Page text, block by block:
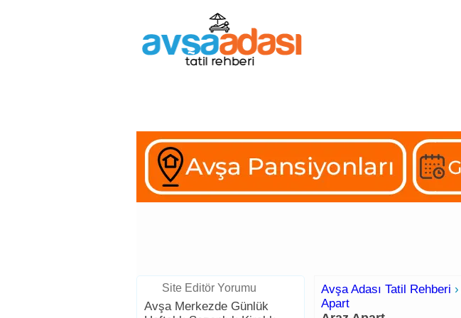
Gezi Rehberi
Avşa Adası Tatil Rehberi ›
Apart
Site Editör Yorumu
Avşa Merkezde Günlük